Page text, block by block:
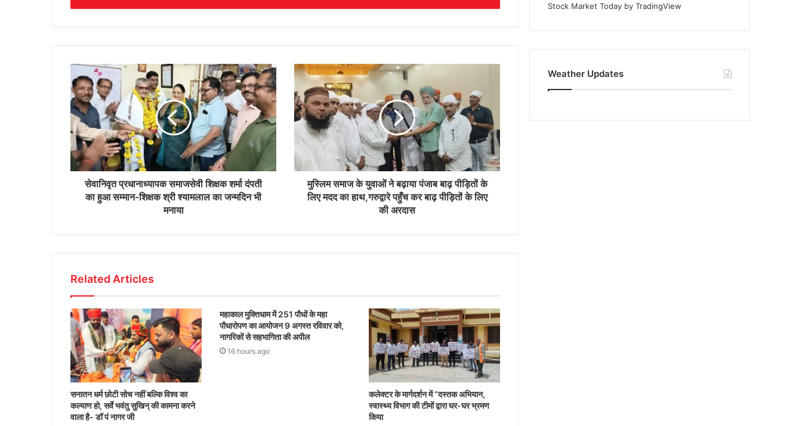
सेवानिवृत प्रधानाध्यापक समाजसेवी शिक्षक शर्मा दंपती
का हुआ सम्मान-शिक्षक श्री श्यामलाल का जन्मदिन भी
मनाया
मुस्लिम समाज के युवाओं ने बढ़ाया पंजाब बाढ़ पीड़ितों के
लिए मदद का हाथ,गरुद्वारे पहुँच कर बाढ़ पीड़ितों के लिए
की अरदास
Related Articles
सनातन धर्म छोटी सोच नहीं बल्कि विश्व का
कल्याण हो, सर्वे भवंतु सुखिन् की कामना करने
वाला है- डॉ पं नागर जी
महाकाल मुक्तिधाम में 251 पौधों के महा
पौधारोपण का आयोजन 9 अगस्त रविवार को,
नागरिकों से सहभागिता की अपील
16 hours ago
कलेक्टर के मार्गदर्शन में “दस्तक अभियान,‌
स्वास्थ्य विभाग की टीमों द्वारा घर-घर भ्रमण
किया
Stock Market Today by TradingView
Weather Updates